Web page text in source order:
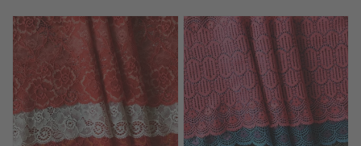
Viskose
|
Elastisch
|
Breite
17
Viskose
|
Elastisch
|
Breite
16